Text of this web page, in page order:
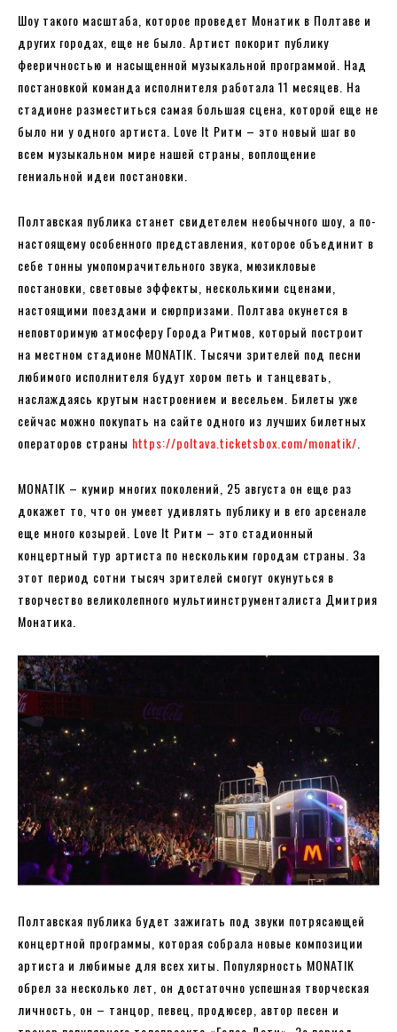
Шоу такого масштаба, которое проведет Монатик в Полтаве и
других городах, еще не было. Артист покорит публику
фееричностью и насыщенной музыкальной программой. Над
постановкой команда исполнителя работала 11 месяцев. На
стадионе разместиться самая большая сцена, которой еще не
было ни у одного артиста. Love It Ритм – это новый шаг во
всем музыкальном мире нашей страны, воплощение
гениальной идеи постановки.
Полтавская публика станет свидетелем необычного шоу, а по-
настоящему особенного представления, которое объединит в
себе тонны умопомрачительного звука, мюзикловые
постановки, световые эффекты, несколькими сценами,
настоящими поездами и сюрпризами. Полтава окунется в
неповторимую атмосферу Города Ритмов, который построит
на местном стадионе MONATIK. Тысячи зрителей под песни
любимого исполнителя будут хором петь и танцевать,
наслаждаясь крутым настроением и весельем. Билеты уже
сейчас можно покупать на сайте одного из лучших билетных
операторов страны https://poltava.ticketsbox.com/monatik/
MONATIK – кумир многих поколений, 25 августа он еще раз
докажет то, что он умеет удивлять публику и в его арсенале
еще много козырей. Love It Ритм – это стадионный
концертный тур артиста по нескольким городам страны. За
этот период сотни тысяч зрителей смогут окунуться в
творчество великолепного мультиинструменталиста Дмитрия
Монатика.
Полтавская публика будет зажигать под звуки потрясающей
концертной программы, которая собрала новые композиции
артиста и любимые для всех хиты. Популярность MONATIK
обрел за несколько лет, он достаточно успешная творческая
личность, он – танцор, певец, продюсер, автор песен и